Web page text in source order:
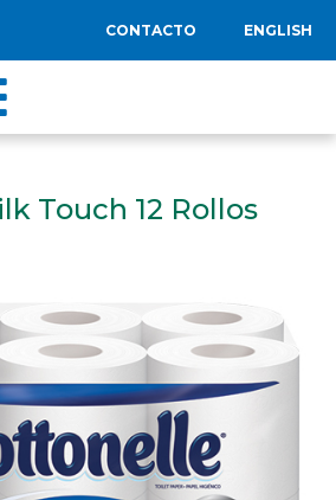
CONTACTO ENGLISH
Touch 12 Rollos